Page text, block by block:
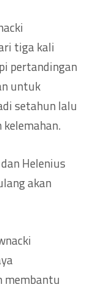
tiga kali
pertandingan
untuk
setahun lalu
Helenius
akan
membantu